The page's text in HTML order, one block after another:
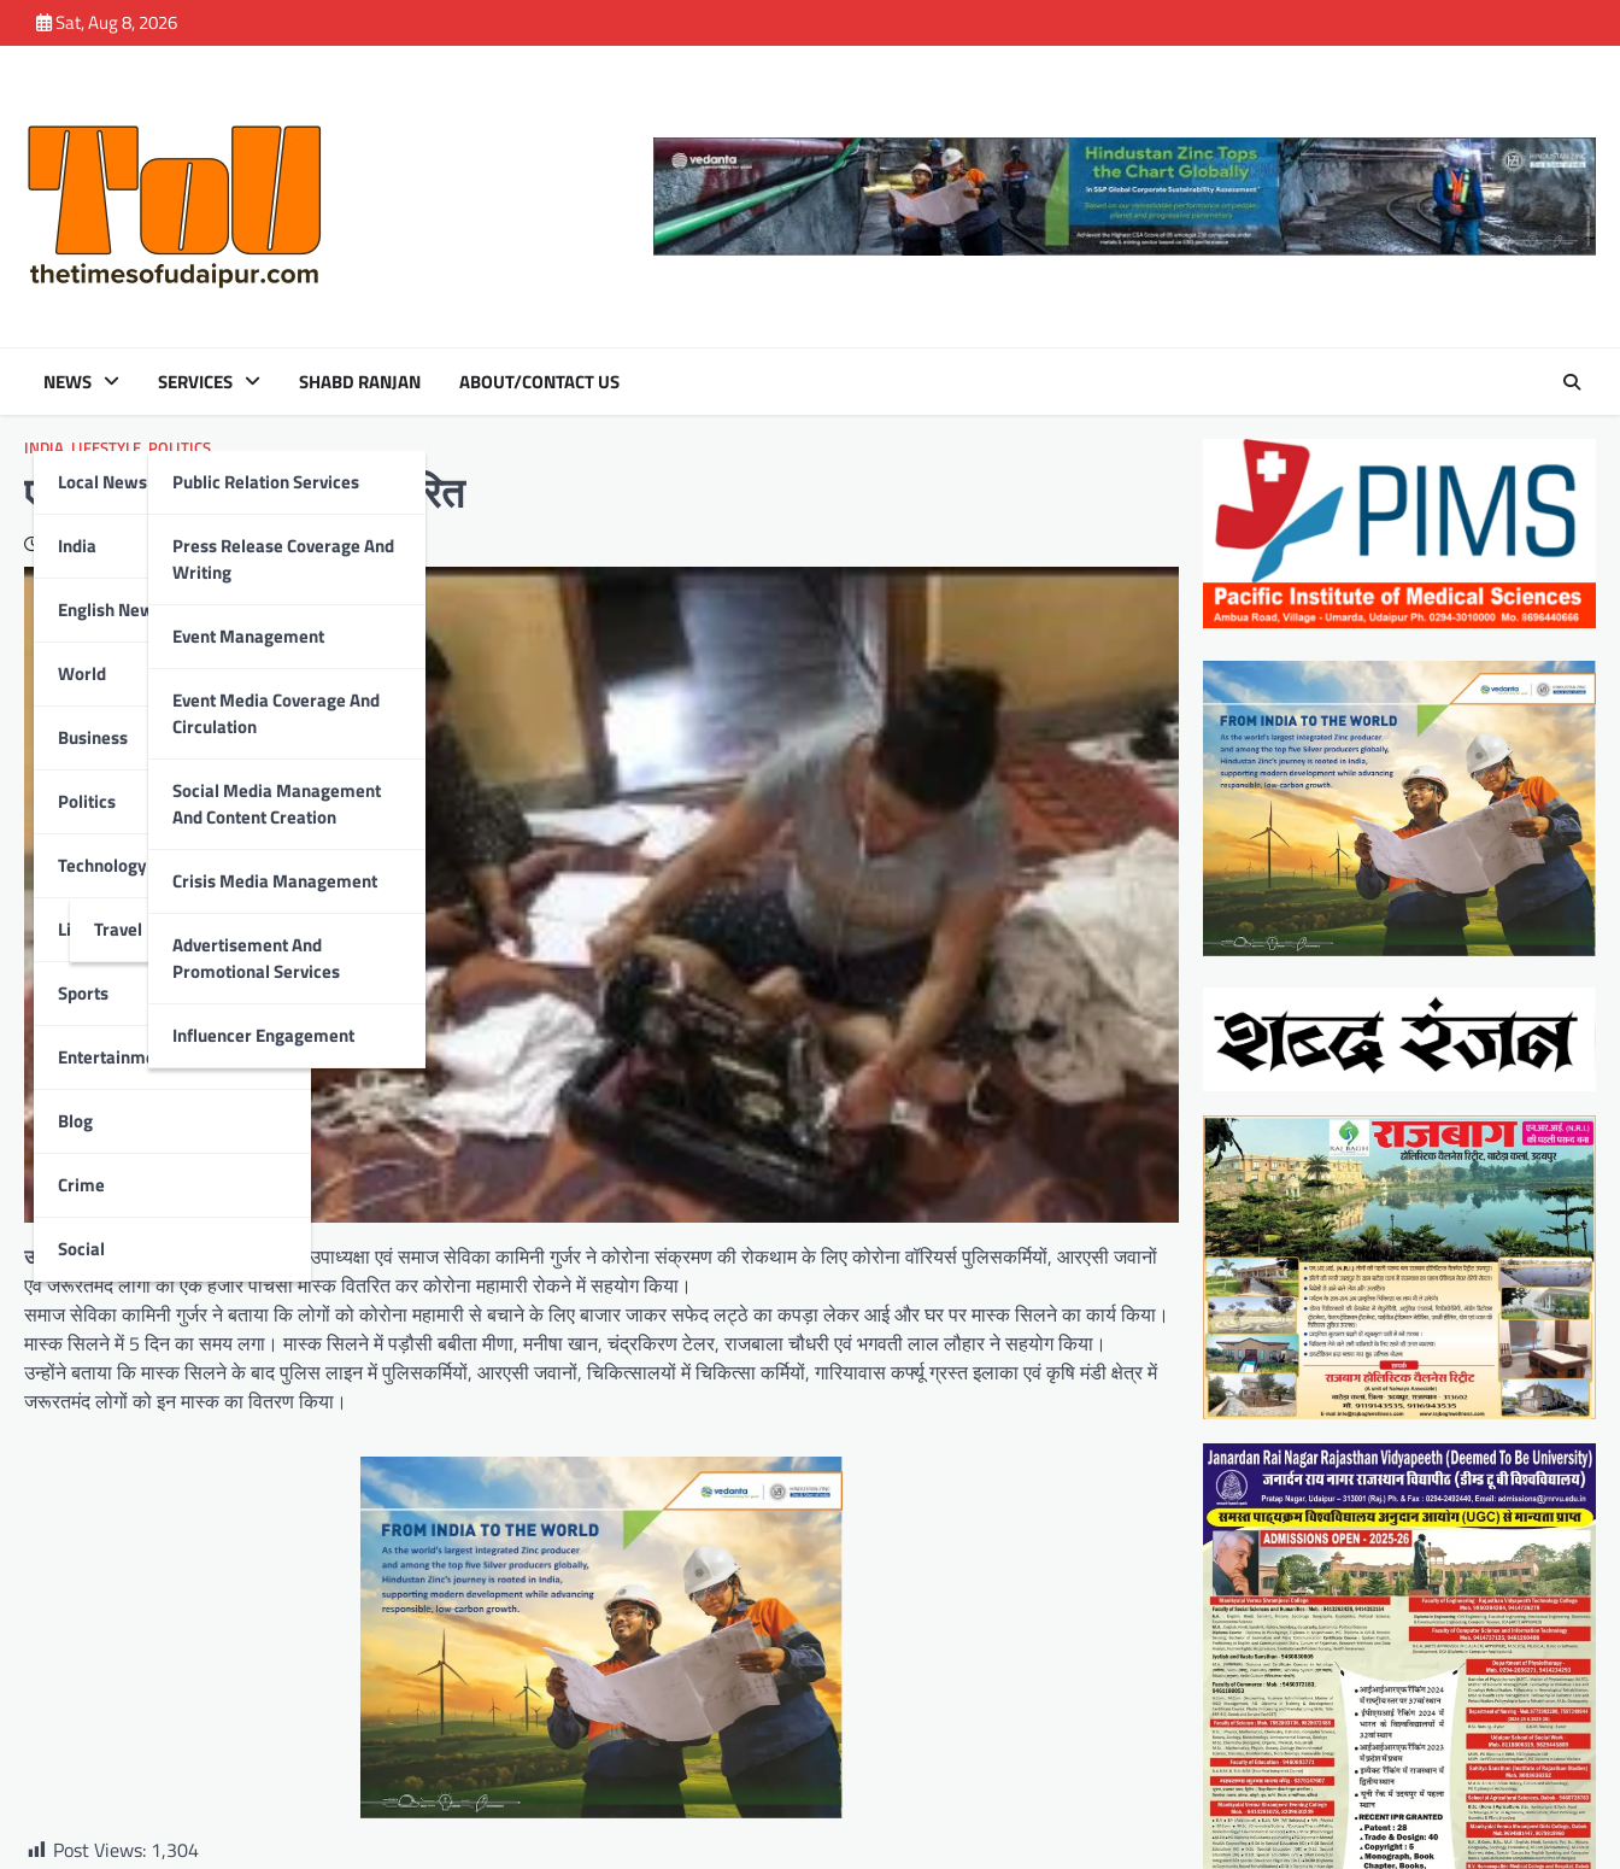
to
Sat, Aug 8, 2026
NEWS
Local News
India
English News
World
Business
Politics
Technology
Lifestyle
Travel
Sports
Entertainment
Blog
Crime
Social
SERVICES
Public Relation Services
Press Release Coverage And
Writing
Event Management
Event Media Coverage And
Circulation
Social Media Management
And Content Creation
Crisis Media Management
Advertisement And
Promotional Services
Influencer Engagement
SHABD RANJAN ABOUT/CONTACT US
INDIA LIFESTYLE POLITICS
एक हजार पांचसौ मास्क वितरित
May 1, 2020
उदयपुर। उदयपुर देहात कांग्रेस कमेटी की उपाध्यक्षा एवं समाज सेविका कामिनी गुर्जर ने कोरोना संक्रमण की रोकथाम के लिए कोरोना वॉरियर्स पुलिसकर्मियों, आरएसी जवानों
एवं जरूरतमंद लोगों को एक हजार पांचसौ मास्क वितरित कर कोरोना महामारी रोकने में सहयोग किया।
समाज सेविका कामिनी गुर्जर ने बताया कि लोगों को कोरोना महामारी से बचाने के लिए बाजार जाकर सफेद लट्ठे का कपड़ा लेकर आई और घर पर मास्क सिलने का कार्य किया।
मास्क सिलने में 5 दिन का समय लगा। मास्क सिलने में पड़ौसी बबीता मीणा, मनीषा खान, चंद्रकिरण टेलर, राजबाला चौधरी एवं भगवती लाल लौहार ने सहयोग किया।
उन्होंने बताया कि मास्क सिलने के बाद पुलिस लाइन में पुलिसकर्मियों, आरएसी जवानों, चिकित्सालयों में चिकित्सा कर्मियों, गारियावास कर्फ्यू ग्रस्त इलाका एवं कृषि मंडी क्षेत्र में
जरूरतमंद लोगों को इन मास्क का वितरण किया।
Post Views: 1,304